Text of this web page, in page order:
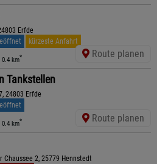
Erfde
kürzeste Anfahrt
0.4 km* Route planen
Tankstellen
24803 Erfde
0.4 km* Route planen
Chaussee 2, 25779 Hennstedt